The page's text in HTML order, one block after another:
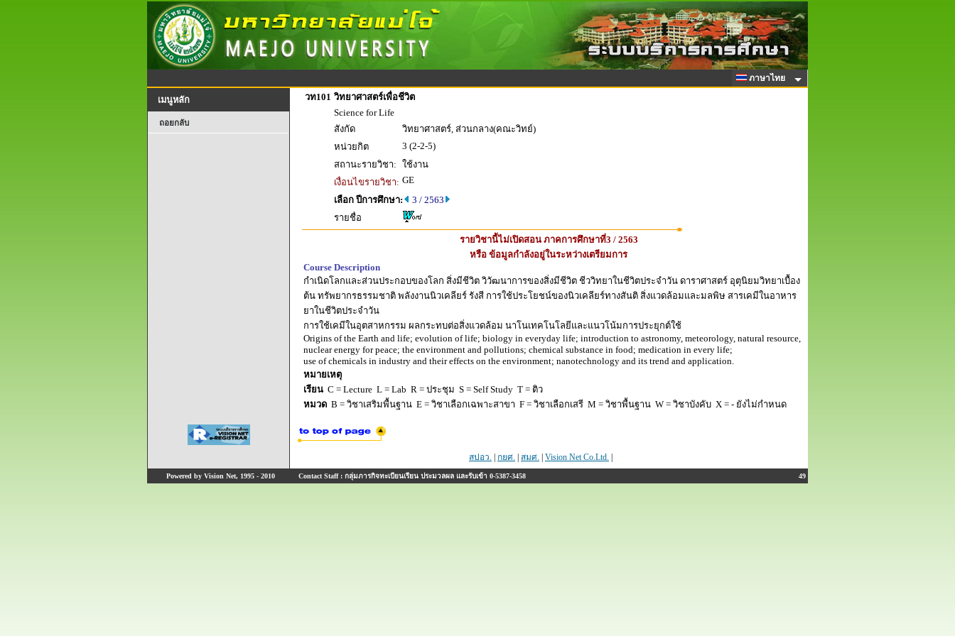
ภาษาไทย
เมนูหลัก
ถอยกลับ
วท101 วิทยาศาสตร์เพื่อชีวิต
Science for Life
สังกัด
วิทยาศาสตร์, ส่วนกลาง(คณะวิทย์)
หน่วยกิต
3 (2-2-5)
สถานะรายวิชา: ใช้งาน
เงื่อนไขรายวิชา: GE
เลือก ปีการศึกษา:
3 / 2563
รายชื่อ
รายวิชานี้ไม่เปิดสอน ภาคการศึกษาที่3 / 2563
หรือ ข้อมูลกำลังอยู่ในระหว่างเตรียมการ
Course Description
กำเนิดโลกและส่วนประกอบของโลก สิ่งมีชีวิต วิวัฒนาการของสิ่งมีชีวิต ชีววิทยาในชีวิตประจำวัน ดาราศาสตร์ อุตุนิยมวิทยาเบื้อง
ต้น ทรัพยากรธรรมชาติ พลังงานนิวเคลียร์ รังสี การใช้ประโยชน์ของนิวเคลียร์ทางสันติ สิ่งแวดล้อมและมลพิษ สารเคมีในอาหาร
ยาในชีวิตประจำวัน
การใช้เคมีในอุตสาหกรรม ผลกระทบต่อสิ่งแวดล้อม นาโนเทคโนโลยีและแนวโน้มการประยุกต์ใช้
Origins of the Earth and life; evolution of life; biology in everyday life; introduction to astronomy, meteorology, natural resource,
nuclear energy for peace; the environment and pollutions; chemical substance in food; medication in every life;
use of chemicals in industry and their effects on the environment; nanotechnology and its trend and application.
หมายเหตุ
เรียน C = Lecture L = Lab R = ประชุม S = Self Study T = ติว
หมวด B = วิชาเสริมพื้นฐาน E = วิชาเลือกเฉพาะสาขา F = วิชาเลือกเสรี M = วิชาพื้นฐาน W = วิชาบังคับ X = - ยังไม่กำหนด
สปอว. กยศ. สมศ. Vision Net Co.Ltd.
Powered by Vision Net, 1995 - 2010 Contact Staff : กลุ่มภารกิจทะเบียนเรียน ประมวลผล และรับเข้า 0-5387-3458 49